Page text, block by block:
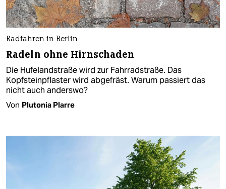
Radfahren in Berlin
Radeln ohne Hirnschaden
Die Hufelandstraße wird zur Fahrradstraße. Das
Kopfsteinpflaster wird abgefräst. Warum passiert das
nicht auch anderswo?
Von Plutonia Plarre